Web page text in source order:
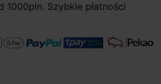
1000pln. Szybkie płatności